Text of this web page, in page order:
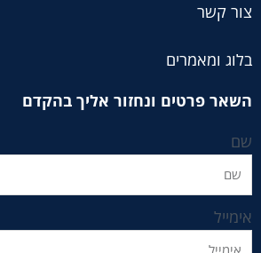
צור קשר
בלוג ומאמרים
השאר פרטים ונחזור אליך בהקדם
שם
אימייל